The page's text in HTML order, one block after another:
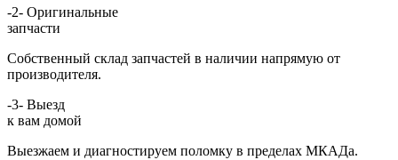
-2- Оригинальные
запчасти
Собственный склад запчастей в наличии напрямую от
производителя.
-3- Выезд
к вам домой
Выезжаем и диагностируем поломку в пределах МКАДа.